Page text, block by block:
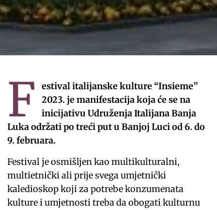
F
estival italijanske kulture “Insieme”
2023. je manifestacija koja će se na
inicijativu Udruženja Italijana Banja
Luka održati po treći put u Banjoj Luci od 6. do
9. februara.
Festival je osmišljen kao multikulturalni,
multietnički ali prije svega umjetnički
kaledioskop koji za potrebe konzumenata
kulture i umjetnosti treba da obogati kulturnu